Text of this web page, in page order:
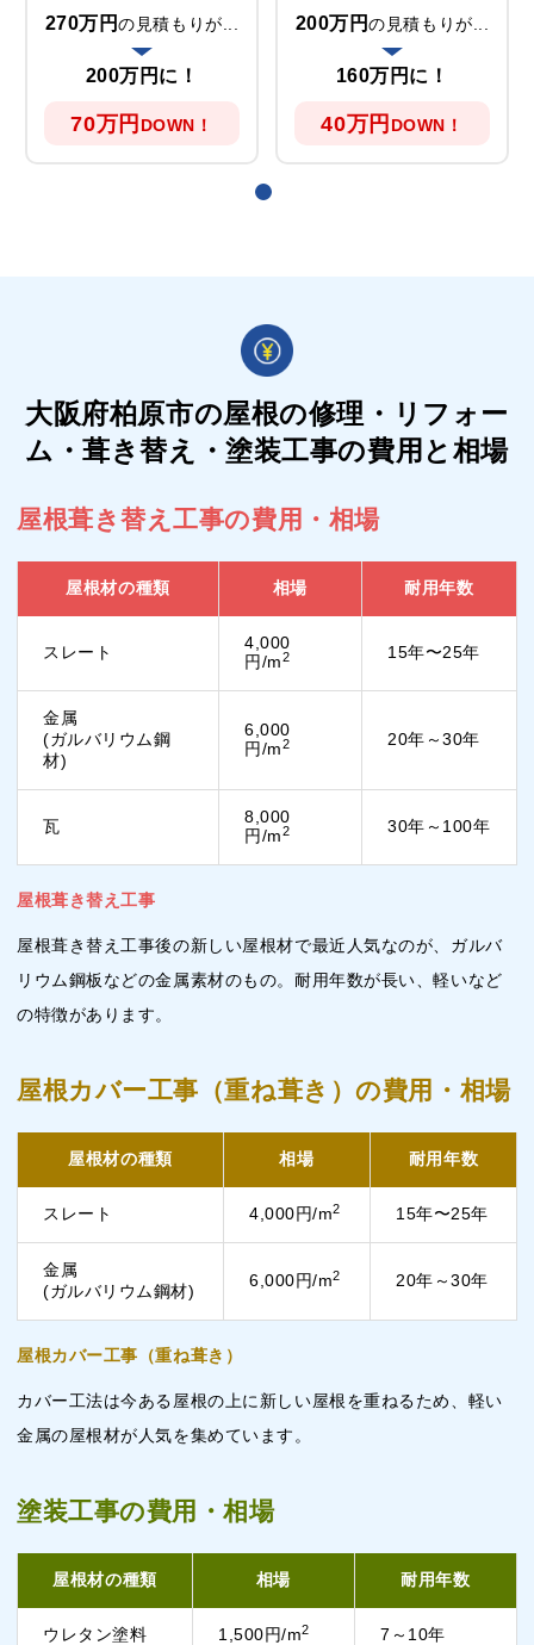
270万円の見積もりが...
200万円に！
70万円 DOWN！
200万円の見積もりが...
160万円に！
40万円 DOWN！
大阪府柏原市の屋根の修理・リフォー
ム・葺き替え・塗装工事の費用と相場
屋根葺き替え工事の費用・相場
屋根材の種類 相場 耐用年数
スレート
4,000
円/m2 15年〜25年
金属
(ガルバリウム鋼
材)
6,000
円/m2 20年～30年
瓦
8,000
円/m2 30年～100年
屋根葺き替え工事
屋根葺き替え工事後の新しい屋根材で最近人気なのが、ガルバ
リウム鋼板などの金属素材のもの。耐用年数が長い、軽いなど
の特徴があります。
屋根カバー工事（重ね葺き）の費用・相場
屋根材の種類 相場 耐用年数
スレート 4,000円/m2 15年〜25年
金属
(ガルバリウム鋼材)
6,000円/m2 20年～30年
屋根カバー工事（重ね葺き）
カバー工法は今ある屋根の上に新しい屋根を重ねるため、軽い
金属の屋根材が人気を集めています。
塗装工事の費用・相場
屋根材の種類 相場 耐用年数
ウレタン塗料 1,500円/m2 7～10年